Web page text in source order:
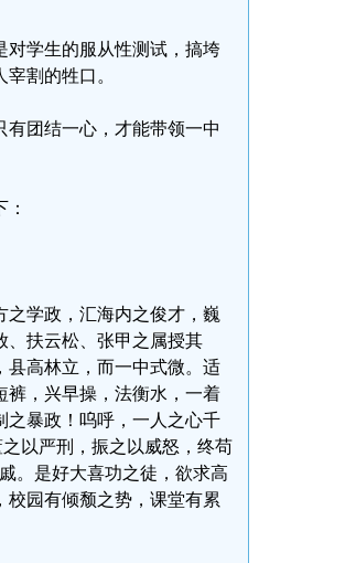
学生的服从性测试，搞垮
割的牲口。
团结一心，才能带领一中
学政，汇海内之俊才，巍
、扶云松、张甲之属授其
县高林立，而一中式微。适
裤，兴早操，法衡水，一着
之暴政！呜呼，一人之心千
以严刑，振之以威怒，终苟
。是好大喜功之徒，欲求高
园有倾颓之势，课堂有累